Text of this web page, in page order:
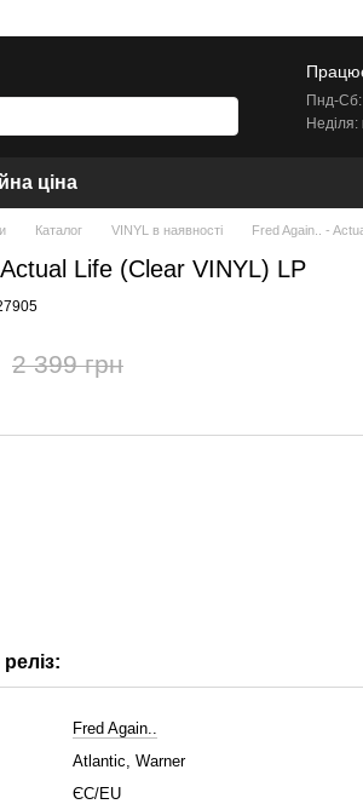
Пнд-Сб:
Неділя:
ціна
Каталог VINYL в наявності Fred Again.. -
Life (Clear VINYL) LP
2 399 грн
Fred Again..
Atlantic, Warner
ЄС/EU